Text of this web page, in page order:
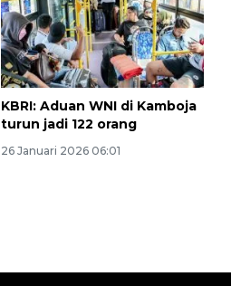
KBRI: Aduan WNI di Kamboja
turun jadi 122 orang
26 Januari 2026 06:01